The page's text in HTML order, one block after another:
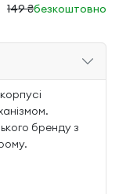
149 ₴безкоштовно
бренду з